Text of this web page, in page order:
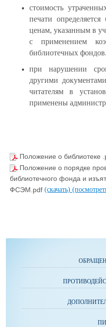
стоимость
печати
ценам, указанным в
с применением
библиотечных фондов.
при нарушении
другими
читателям в
применены
Положение о библиотеке
Положение о порядке
библиотечного фонда и
ФСЭМ.pdf (скачать)